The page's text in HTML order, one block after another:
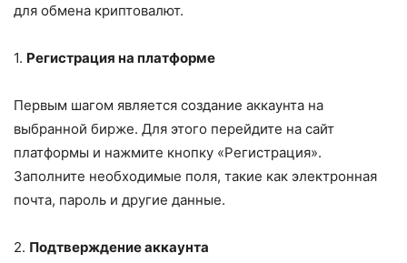
для обмена криптовалют.
1. Регистрация на платформе
Первым шагом является создание аккаунта на
выбранной бирже. Для этого перейдите на сайт
платформы и нажмите кнопку «Регистрация».
Заполните необходимые поля, такие как электронная
почта, пароль и другие данные.
2. Подтверждение аккаунта